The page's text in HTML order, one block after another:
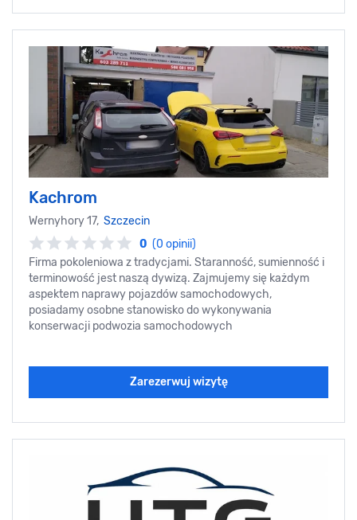
Kachrom
Wernyhory 17, Szczecin
0 (0 opinii)
Firma pokoleniowa z tradycjami. Staranność, sumienność i
terminowość jest naszą dywizą. Zajmujemy się każdym
aspektem naprawy pojazdów samochodowych,
posiadamy osobne stanowisko do wykonywania
konserwacji podwozia samochodowych
Zarezerwuj wizytę